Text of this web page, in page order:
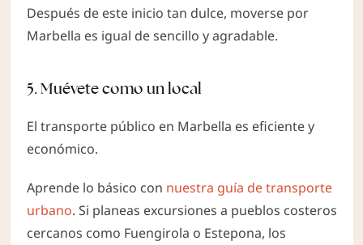
Después de este inicio tan dulce, moverse por
Marbella es igual de sencillo y agradable.
5. Muévete como un local
El transporte público en Marbella es eficiente y
económico.
Aprende lo básico con nuestra guía de transporte
urbano. Si planeas excursiones a pueblos costeros
cercanos como Fuengirola o Estepona, los